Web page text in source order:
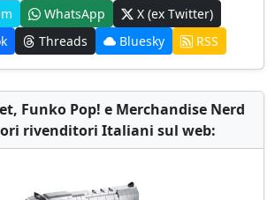
WhatsApp
X (ex Twitter)
Threads Bluesky RSS
Funko Pop! e Merchandise Nerd
rivenditori Italiani sul web: